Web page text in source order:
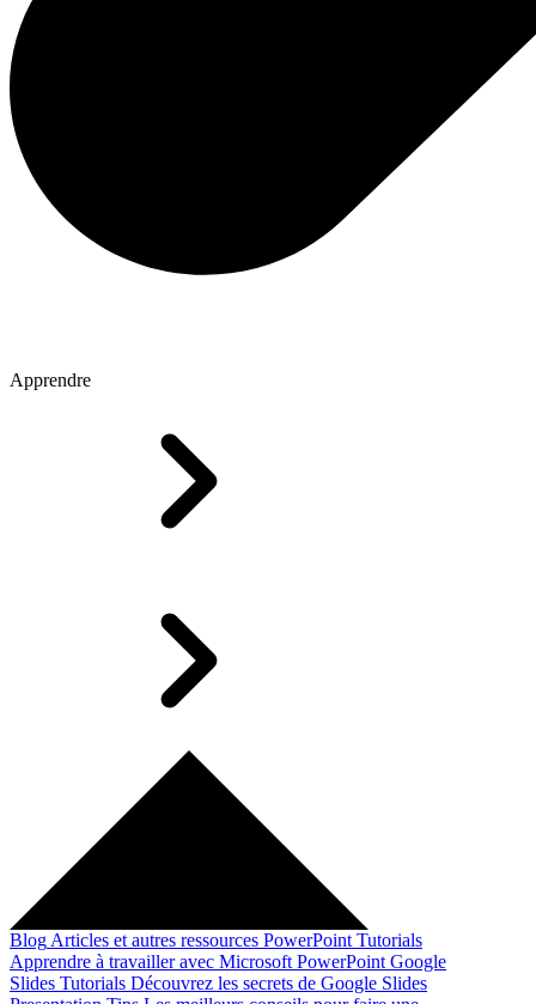
Apprendre
Blog Articles et autres ressources PowerPoint Tutorials
Apprendre à travailler avec Microsoft PowerPoint Google
Slides Tutorials Découvrez les secrets de Google Slides